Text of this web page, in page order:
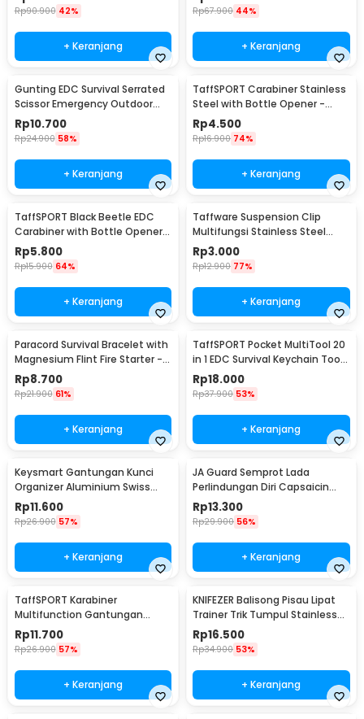
Rp90.900 42%
+ Keranjang
Rp67.900 44%
+ Keranjang
Gunting EDC Survival Serrated
Scissor Emergency Outdoor
Tool
Rp10.700
Rp24.900 58%
+ Keranjang
TaffSPORT Carabiner Stainless
Steel with Bottle Opener -
ED25
Rp4.500
Rp16.900 74%
+ Keranjang
TaffSPORT Black Beetle EDC
Carabiner with Bottle Opener -
ED11
Rp5.800
Rp15.900 64%
+ Keranjang
Taffware Suspension Clip
Multifungsi Stainless Steel
with Key Ring - SN61
Rp3.000
Rp12.900 77%
+ Keranjang
Paracord Survival Bracelet with
Magnesium Flint Fire Starter -
IMSK03
Rp8.700
Rp21.900 61%
+ Keranjang
TaffSPORT Pocket MultiTool 20
in 1 EDC Survival Keychain Tool
- ED26
Rp18.000
Rp37.900 53%
+ Keranjang
Keysmart Gantungan Kunci
Organizer Aluminium Swiss
Army Style Size L
Rp11.600
Rp26.900 57%
+ Keranjang
JA Guard Semprot Lada
Perlindungan Diri Capsaicin
Pepper Spray 20ml - PS007
Rp13.300
Rp29.900 56%
+ Keranjang
TaffSPORT Karabiner
Multifunction Gantungan
Kunci Stainless Steel - ED77
Rp11.700
Rp26.900 57%
+ Keranjang
KNIFEZER Balisong Pisau Lipat
Trainer Trik Tumpul Stainless
Steel - C27
Rp16.500
Rp34.900 53%
+ Keranjang